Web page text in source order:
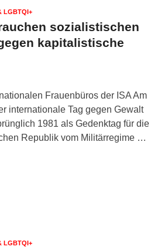
LGBTQI+
sozialistischen
kapitalistische
Frauenbüros der ISA Am
internationale Tag gegen Gewalt
1981 als Gedenktag für die
Republik vom Militärregime …
LGBTQI+